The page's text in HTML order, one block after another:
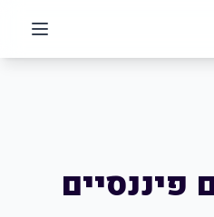
פיננסיים